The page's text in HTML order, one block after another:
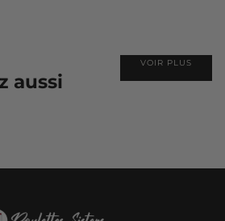
aussi
VOIR PLUS